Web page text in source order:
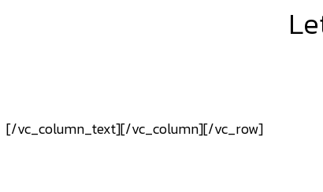
[/vc_column_text][/vc_column][/vc_row]